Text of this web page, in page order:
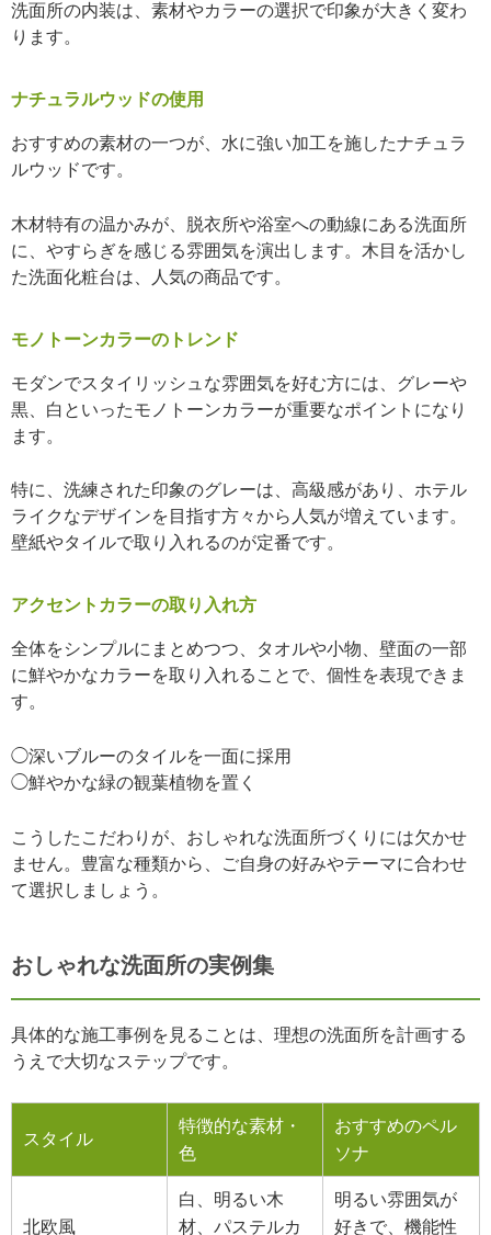
洗面所の内装は、素材やカラーの選択で印象が大きく変わ
ります。
ナチュラルウッドの使用
おすすめの素材の一つが、水に強い加工を施したナチュラ
ルウッドです。
木材特有の温かみが、脱衣所や浴室への動線にある洗面所
に、やすらぎを感じる雰囲気を演出します。木目を活かし
た洗面化粧台は、人気の商品です。
モノトーンカラーのトレンド
モダンでスタイリッシュな雰囲気を好む方には、グレーや
黒、白といったモノトーンカラーが重要なポイントになり
ます。
特に、洗練された印象のグレーは、高級感があり、ホテル
ライクなデザインを目指す方々から人気が増えています。
壁紙やタイルで取り入れるのが定番です。
アクセントカラーの取り入れ方
全体をシンプルにまとめつつ、タオルや小物、壁面の一部
に鮮やかなカラーを取り入れることで、個性を表現できま
す。
◯深いブルーのタイルを一面に採用
◯鮮やかな緑の観葉植物を置く
こうしたこだわりが、おしゃれな洗面所づくりには欠かせ
ません。豊富な種類から、ご自身の好みやテーマに合わせ
て選択しましょう。
おしゃれな洗面所の実例集
具体的な施工事例を見ることは、理想の洗面所を計画する
うえで大切なステップです。
スタイル
特徴的な素材・
色
おすすめのペル
ソナ
北欧風
白、明るい木
材、パステルカ
明るい雰囲気が
好きで、機能性